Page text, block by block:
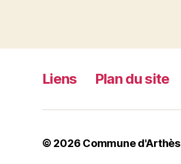
Liens Plan du site
© 2026 Commune d'Arthès